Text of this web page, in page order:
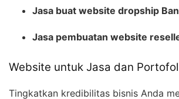
Jasa buat website dropship
Jasa pembuatan website
Website untuk Jasa dan
Tingkatkan kredibilitas bisnis Anda